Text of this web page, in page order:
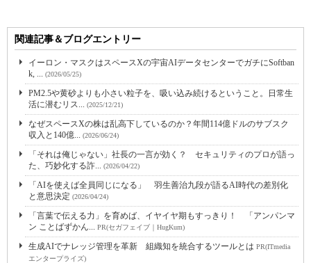
関連記事＆ブログエントリー
イーロン・マスクはスペースXの宇宙AIデータセンターでガチにSoftban
k, ... (2026/05/25)
PM2.5や黄砂よりも小さい粒子を、吸い込み続けるということ。日常生
活に潜むリス... (2025/12/21)
なぜスペースXの株は乱高下しているのか？年間114億ドルのサブスク
収入と140億... (2026/06/24)
「それは俺じゃない」社長の一言が効く？ セキュリティのプロが語っ
た、巧妙化する詐... (2026/04/22)
「AIを使えば全員同じになる」 羽生善治九段が語るAI時代の差別化
と意思決定 (2026/04/24)
「言葉で伝える力」を育めば、イヤイヤ期もすっきり！ 「アンパンマ
ン ことばずかん... PR(セガフェイブ｜HugKum)
生成AIでナレッジ管理を革新 組織知を統合するツールとは PR(ITmedia
エンタープライズ)